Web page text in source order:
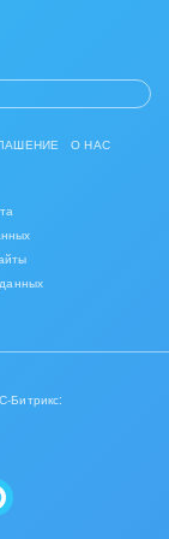
О НАС
Битрикс: